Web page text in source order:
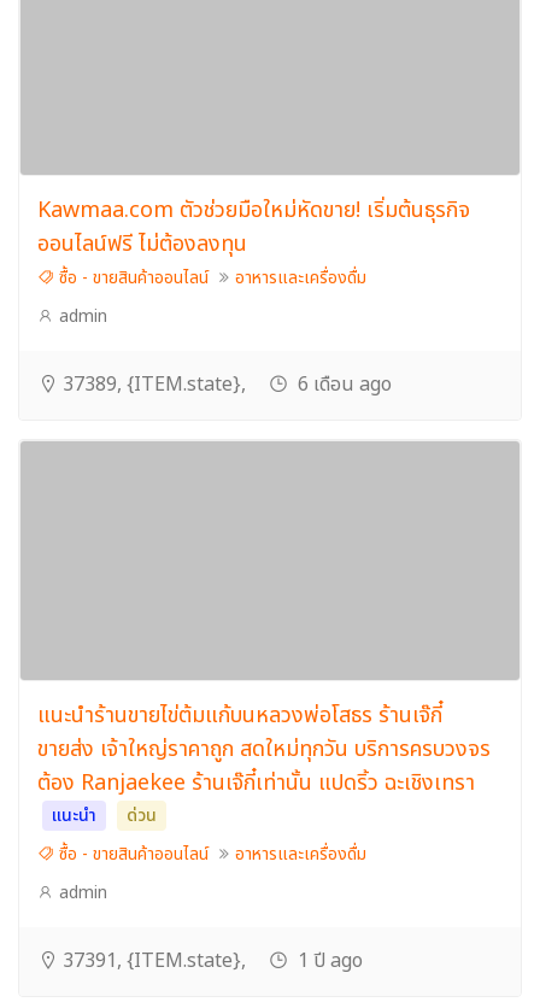
Kawmaa.com ตัวช่วยมือใหม่หัดขาย! เริ่มต้นธุรกิจ
ออนไลน์ฟรี ไม่ต้องลงทุน
ซื้อ - ขายสินค้าออนไลน์
อาหารและเครื่องดื่ม
admin
37389, {ITEM.state}, 6 เดือน ago
แนะนำร้านขายไข่ต้มแก้บนหลวงพ่อโสธร ร้านเจ๊กี๋
ขายส่ง เจ้าใหญ่ราคาถูก สดใหม่ทุกวัน บริการครบวงจร
ต้อง Ranjaekee ร้านเจ๊กี๋เท่านั้น แปดริ้ว ฉะเชิงเทรา
แนะนำ
ด่วน
ซื้อ - ขายสินค้าออนไลน์
อาหารและเครื่องดื่ม
admin
37391, {ITEM.state}, 1 ปี ago